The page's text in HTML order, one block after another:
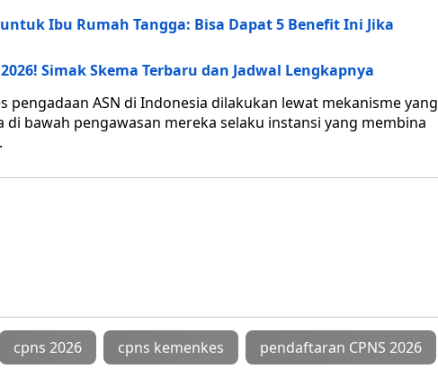
Ibu Rumah Tangga: Bisa Dapat 5 Benefit Ini Jika
Simak Skema Terbaru dan Jadwal Lengkapnya
pengadaan ASN di Indonesia dilakukan lewat mekanisme yang
bawah pengawasan mereka selaku instansi yang membina
cpns 2026 cpns kemenkes pendaftaran CPNS 2026